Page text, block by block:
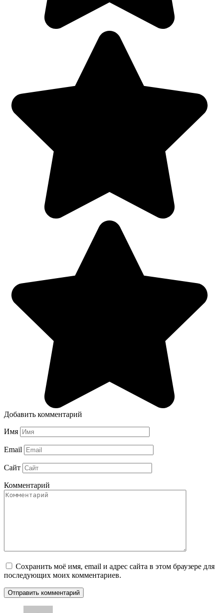
Добавить комментарий
Имя
Email
Сайт
Комментарий
Сохранить моё имя, email и адрес сайта в этом браузере для
последующих моих комментариев.